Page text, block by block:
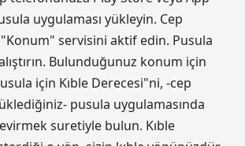
uygulaması yükleyin. Cep
servisini aktif edin. Pusula
Bulunduğunuz konum için
için Kıble Derecesi"ni, -cep
pusula uygulamasında
suretiyle bulun. Kıble